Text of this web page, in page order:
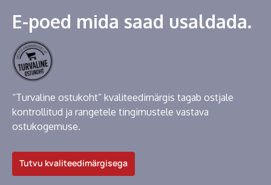
E-poed mida saad usaldada.
“Turvaline ostukoht” kvaliteedimärgis tagab ostjale
kontrollitud ja rangetele tingimustele vastava
ostukogemuse.
Tutvu kvaliteedimärgisega